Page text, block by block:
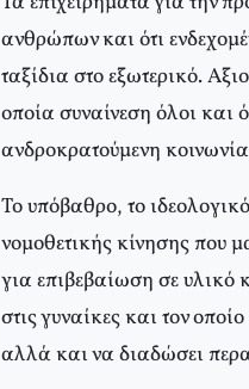
ανθρώπων και ότι
ταξίδια στο εξωτερικό.
οποία συναίνεση όλοι και
ανδροκρατούμενη
Το υπόβαθρο, το
νομοθετικής κίνησης που
για επιβεβαίωση σε υλικό
στις γυναίκες και τον
αλλά και να διαδώσει